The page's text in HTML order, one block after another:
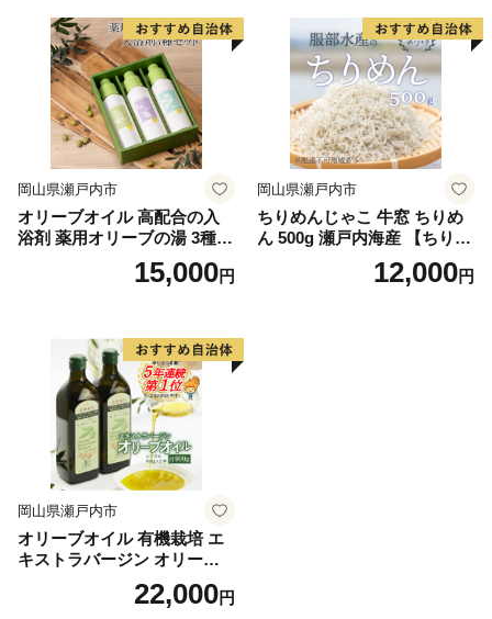
岡山県瀬戸内市
オリーブオイル 高配合の入
浴剤 薬用オリーブの湯 3種
セット 1本 500ml オリーブ
オイル 油 オリーブ油 薬用 液
15,000円
岡山県瀬戸内市
ちりめんじゃこ 牛窓 ちりめ
ん 500g 瀬戸内海産 【ちりめ
ん ちりめんじゃこ 上乾ちり
めん しらす しらす干し 大容
12,000円
岡山県瀬戸内市
オリーブオイル 有機栽培 エ
キストラバージン オリーブ
オイル シングル 2本 セット
オーガニック 調味料 油 オリ
22,000円